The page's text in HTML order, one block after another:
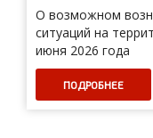
О возможном
ситуаций на
июня 2026 года
ПОДРОБНЕЕ